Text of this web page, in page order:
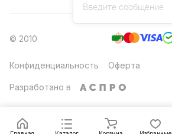
© 2010
Конфиденциальность Оферта
Разработано в
Введите сообщение